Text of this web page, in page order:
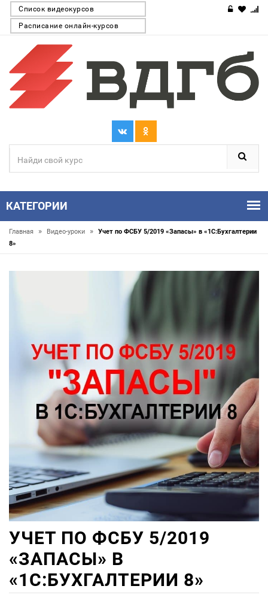
Список видеокурсов
Расписание онлайн-курсов
КАТЕГОРИИ
Главная » Видео-уроки »
Учет по ФСБУ 5/2019 «Запасы» в «1С:Бухгалтерии
8»
УЧЕТ ПО ФСБУ 5/2019
«ЗАПАСЫ» В
«1С:БУХГАЛТЕРИИ 8»